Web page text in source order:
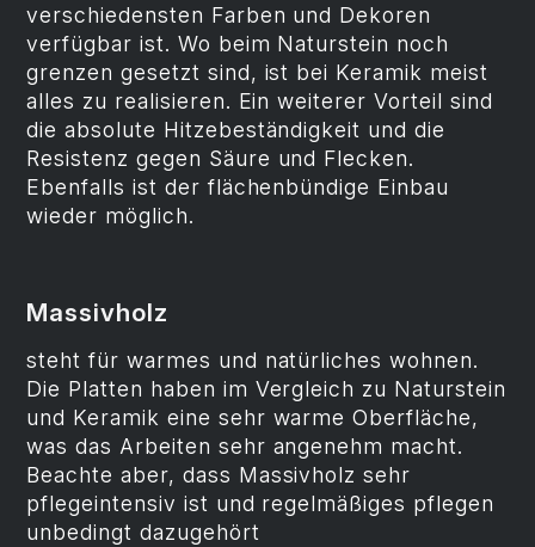
verschiedensten Farben und Dekoren
verfügbar ist. Wo beim Naturstein noch
grenzen gesetzt sind, ist bei Keramik meist
alles zu realisieren. Ein weiterer Vorteil sind
die absolute Hitzebeständigkeit und die
Resistenz gegen Säure und Flecken.
Ebenfalls ist der flächenbündige Einbau
wieder möglich.
Massivholz
steht für warmes und natürliches wohnen.
Die Platten haben im Vergleich zu Naturstein
und Keramik eine sehr warme Oberfläche,
was das Arbeiten sehr angenehm macht.
Beachte aber, dass Massivholz sehr
pflegeintensiv ist und regelmäßiges pflegen
unbedingt dazugehört